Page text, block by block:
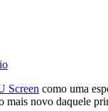
Screen como uma
novo daquele